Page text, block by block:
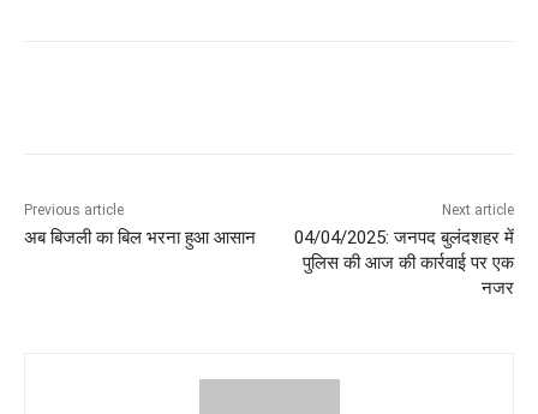
Previous article
अब बिजली का बिल भरना हुआ आसान
Next article
04/04/2025: जनपद बुलंदशहर में
पुलिस की आज की कार्रवाई पर एक
नजर